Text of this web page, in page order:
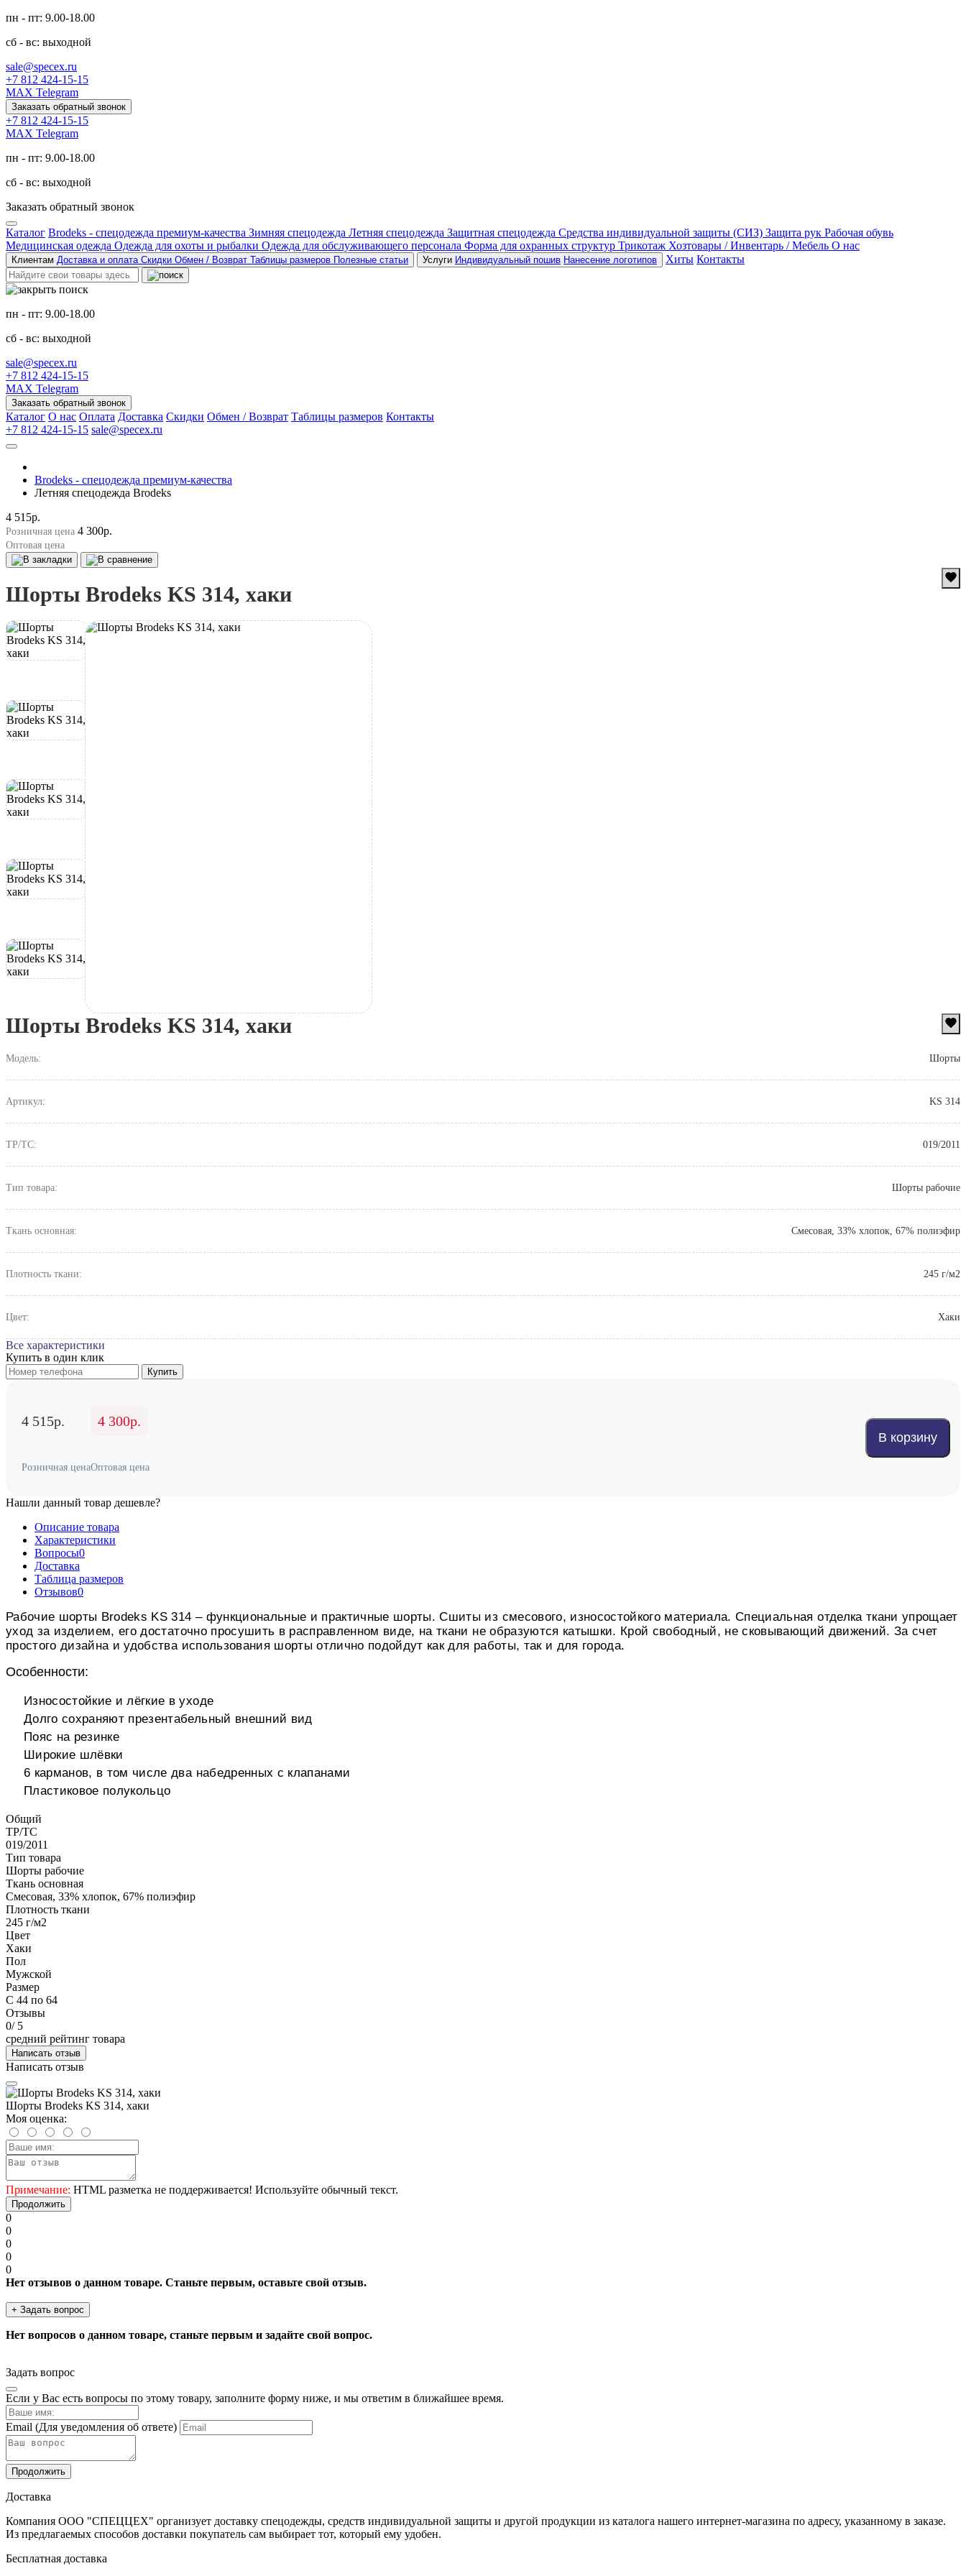
пн - пт: 9.00-18.00
сб - вс: выходной
sale@specex.ru
+7 812 424-15-15
MAX Telegram
Заказать обратный звонок
+7 812 424-15-15
MAX Telegram
пн - пт: 9.00-18.00
сб - вс: выходной
Заказать обратный звонок
Каталог Brodeks - спецодежда премиум-качества Зимняя спецодежда Летняя спецодежда Защитная спецодежда Средства индивидуальной защиты (СИЗ) Защита рук Рабочая обувь
Медицинская одежда Одежда для охоты и рыбалки Одежда для обслуживающего персонала Форма для охранных структур Трикотаж Хозтовары / Инвентарь / Мебель О нас
Клиентам Доставка и оплата Скидки Обмен / Возврат Таблицы размеров Полезные статьи Услуги Индивидуальный пошив Нанесение логотипов Хиты Контакты
пн - пт: 9.00-18.00
сб - вс: выходной
sale@specex.ru
+7 812 424-15-15
MAX Telegram
Заказать обратный звонок
Каталог О нас Оплата Доставка Скидки Обмен / Возврат Таблицы размеров Контакты
+7 812 424-15-15 sale@specex.ru
Brodeks - спецодежда премиум-качества
Летняя спецодежда Brodeks
4 515р.
Розничная цена 4 300р.
Оптовая цена
Шорты Brodeks KS 314, хаки
Шорты Brodeks KS 314, хаки
Модель: Шорты
Артикул: KS 314
ТР/ТС: 019/2011
Тип товара: Шорты рабочие
Ткань основная: Смесовая, 33% хлопок, 67% полиэфир
Плотность ткани: 245 г/м2
Цвет: Хаки
Все характеристики
Купить в один клик
Купить
4 515р.
Розничная цена
4 300р.
Оптовая цена
В корзину
Нашли данный товар дешевле?
Описание товара
Характеристики
Вопросы0
Доставка
Таблица размеров
Отзывов0
Рабочие шорты Brodeks KS 314 – функциональные и практичные шорты. Сшиты из смесового, износостойкого материала. Специальная отделка ткани упрощает
уход за изделием, его достаточно просушить в расправленном виде, на ткани не образуются катышки. Крой свободный, не сковывающий движений. За счет
простого дизайна и удобства использования шорты отлично подойдут как для работы, так и для города.
Особенности:
Износостойкие и лёгкие в уходе
Долго сохраняют презентабельный внешний вид
Пояс на резинке
Широкие шлёвки
6 карманов, в том числе два набедренных с клапанами
Пластиковое полукольцо
Общий
ТР/ТС
019/2011
Тип товара
Шорты рабочие
Ткань основная
Смесовая, 33% хлопок, 67% полиэфир
Плотность ткани
245 г/м2
Цвет
Хаки
Пол
Мужской
Размер
С 44 по 64
Отзывы
0/ 5
средний рейтинг товара
Написать отзыв
Написать отзыв
Шорты Brodeks KS 314, хаки
Моя оценка:
Примечание: HTML разметка не поддерживается! Используйте обычный текст.
Продолжить
0
0
0
0
0
Нет отзывов о данном товаре. Станьте первым, оставьте свой отзыв.
+ Задать вопрос
Нет вопросов о данном товаре, станьте первым и задайте свой вопрос.
Задать вопрос
Если у Вас есть вопросы по этому товару, заполните форму ниже, и мы ответим в ближайшее время.
Email (Для уведомления об ответе)
Продолжить
Доставка
Компания ООО "СПЕЦЦЕХ" организует доставку спецодежды, средств индивидуальной защиты и другой продукции из каталога нашего интернет-магазина по адресу, указанному в заказе.
Из предлагаемых способов доставки покупатель сам выбирает тот, который ему удобен.
Бесплатная доставка